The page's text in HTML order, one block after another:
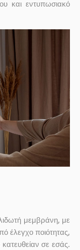
και εντυπωσιακό
μεμβράνη, με
έλεγχο ποιότητας,
κατευθείαν σε εσάς.